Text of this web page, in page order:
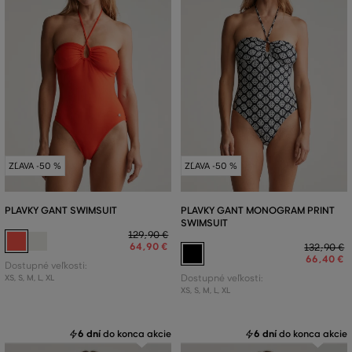
ZĽAVA -50 %
PLAVKY GANT SWIMSUIT
129,90 €
64,90 €
Dostupné veľkosti:
XS, S, M, L, XL
ZĽAVA -50 %
PLAVKY GANT MONOGRAM PRINT
SWIMSUIT
132,90 €
66,40 €
Dostupné veľkosti:
XS, S, M, L, XL
6 dní do konca akcie 6 dní do konca akcie